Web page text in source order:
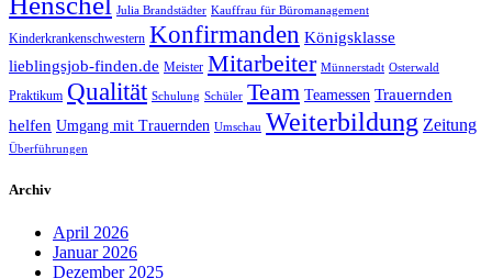
Julia Brandstädter Kauffrau für Büromanagement
Kinderkrankenschwestern Konfirmanden Königsklasse
lieblingsjob-finden.de Meister Mitarbeiter Münnerstadt Osterwald
Praktikum Qualität Schulung Schüler Team Teamessen Trauernden
helfen Umgang mit Trauernden Umschau Weiterbildung Zeitung
Überführungen
Archiv
April 2026
Januar 2026
Dezember 2025